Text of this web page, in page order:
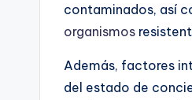
contaminados, así
organismos
Además, factores
del estado de